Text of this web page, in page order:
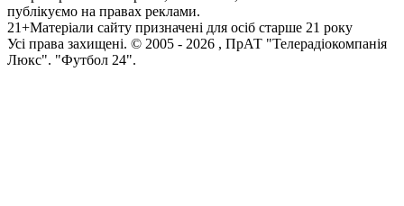
публікуємо на правах реклами.
21+Матеріали сайту призначені для осіб старше 21 року
Усi права захищенi. © 2005 - 2026 , ПрАТ "Телерадіокомпанія
Люкс". "Футбол 24".